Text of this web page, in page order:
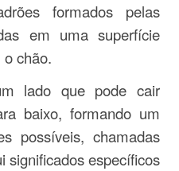
formados pelas
em uma superfície
chão.
lado que pode cair
baixo, formando um
possíveis, chamadas
significados específicos